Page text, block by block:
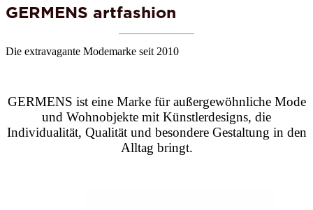
GERMENS artfashion
Die extravagante Modemarke seit 2010
GERMENS ist eine Marke für außergewöhnliche Mode
und Wohnobjekte mit Künstlerdesigns, die
Individualität, Qualität und besondere Gestaltung in den
Alltag bringt.